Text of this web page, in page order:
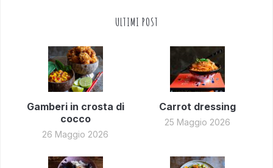
ULTIMI POST
Gamberi in crosta di
cocco
26 Maggio 2026
Carrot dressing
25 Maggio 2026